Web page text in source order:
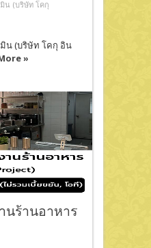
น (บริษัท โคกุ
น (บริษัท โคกุ อิน
»
นร้านอาหาร